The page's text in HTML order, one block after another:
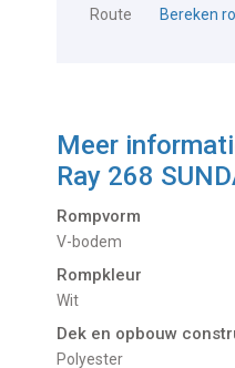
Route
Bereken
Meer
Ray 268
Rompvorm
V-bodem
Rompkleur
Wit
Dek en opbouw
Polyester